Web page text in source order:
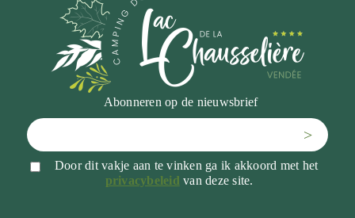
Abonneren op de nieuwsbrief
>
Door dit vakje aan te vinken ga ik akkoord met het
privacybeleid van deze site.